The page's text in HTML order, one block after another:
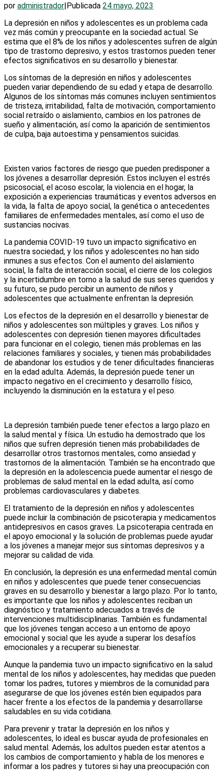
por administrador|Publicada 24 mayo, 2023
La depresión en niños y adolescentes es un problema cada
vez más común y preocupante en la sociedad actual. Se
estima que el 8% de los niños y adolescentes sufren de algún
tipo de trastorno depresivo, y estos trastornos pueden tener
efectos significativos en su desarrollo y bienestar.
Los síntomas de la depresión en niños y adolescentes
pueden variar dependiendo de su edad y etapa de desarrollo.
Algunos de los síntomas más comunes incluyen sentimientos
de tristeza, irritabilidad, falta de motivación, comportamiento
social retraído o aislamiento, cambios en los patrones de
sueño y alimentación, así como la aparición de sentimientos
de culpa, baja autoestima y pensamientos suicidas.
Existen varios factores de riesgo que pueden predisponer a
los jóvenes a desarrollar depresión. Estos incluyen el estrés
psicosocial, el acoso escolar, la violencia en el hogar, la
exposición a experiencias traumáticas y eventos adversos en
la vida, la falta de apoyo social, la genética o antecedentes
familiares de enfermedades mentales, así como el uso de
sustancias nocivas.
La pandemia COVID-19 tuvo un impacto significativo en
nuestra sociedad, y los niños y adolescentes no han sido
inmunes a sus efectos. Con el aumento del aislamiento
social, la falta de interacción social, el cierre de los colegios
y la incertidumbre en torno a la salud de sus seres queridos y
su futuro, se pudo percibir un aumento de niños y
adolescentes que actualmente enfrentan la depresión.
Los efectos de la depresión en el desarrollo y bienestar de
niños y adolescentes son múltiples y graves. Los niños y
adolescentes con depresión tienen mayores dificultades
para funcionar en el colegio, tienen más problemas en las
relaciones familiares y sociales, y tienen más probabilidades
de abandonar los estudios y de tener dificultades financieras
en la edad adulta. Además, la depresión puede tener un
impacto negativo en el crecimiento y desarrollo físico,
incluyendo la disminución en la estatura y el peso.
La depresión también puede tener efectos a largo plazo en
la salud mental y física. Un estudio ha demostrado que los
niños que sufren depresión tienen más probabilidades de
desarrollar otros trastornos mentales, como ansiedad y
trastornos de la alimentación. También se ha encontrado que
la depresión en la adolescencia puede aumentar el riesgo de
problemas de salud mental en la edad adulta, así como
problemas cardiovasculares y diabetes.
El tratamiento de la depresión en niños y adolescentes
puede incluir la combinación de psicoterapia y medicamentos
antidepresivos en casos graves. La psicoterapia centrada en
el apoyo emocional y la solución de problemas puede ayudar
a los jóvenes a manejar mejor sus síntomas depresivos y a
mejorar su calidad de vida.
En conclusión, la depresión es una enfermedad mental común
en niños y adolescentes que puede tener consecuencias
graves en su desarrollo y bienestar a largo plazo. Por lo tanto,
es importante que los niños y adolescentes reciban un
diagnóstico y tratamiento adecuados a través de
intervenciones multidisciplinarias. También es fundamental
que los jóvenes tengan acceso a un entorno de apoyo
emocional y social que les ayude a superar los desafíos
emocionales y a recuperar su bienestar.
Aunque la pandemia tuvo un impacto significativo en la salud
mental de los niños y adolescentes, hay medidas que pueden
tomar los padres, tutores y miembros de la comunidad para
asegurarse de que los jóvenes estén bien equipados para
hacer frente a los efectos de la pandemia y desarrollarse
saludables en su vida cotidiana.
Para prevenir y tratar la depresión en los niños y
adolescentes, lo ideal es buscar ayuda de profesionales en
salud mental. Además, los adultos pueden estar atentos a
los cambios de comportamiento y habla de los menores e
informar a los padres y tutores si hay una preocupación con